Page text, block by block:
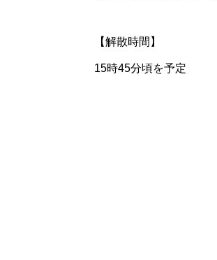
【解散時間】
15時45分頃を予定